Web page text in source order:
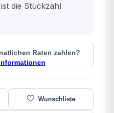
die Stückzahl
Raten zahlen?